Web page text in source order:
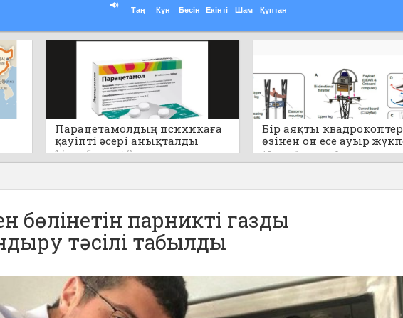
Таң Күн Бесін Екінті Шам Құптан
Парацетамолдың психикаға
қауіпті әсері анықталды
17 сағат бұрын 0
Бір аяқты квадрокоптер
өзінен он есе ауыр
секіре алады (видео)
17 сағат бұрын 0
бөлінетін парникті газды
тәсілі табылды